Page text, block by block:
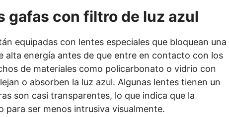
gafas con filtro de luz azul
equipadas con lentes especiales que bloquean una
alta energía antes de que entre en contacto con los
de materiales como policarbonato o vidrio con
o absorben la luz azul. Algunas lentes tienen un
son casi transparentes, lo que indica que la
ser menos intrusiva visualmente.